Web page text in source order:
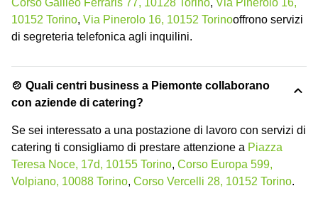
Corso Galileo Ferraris 77, 10128 Torino, Via Pinerolo 16,
10152 Torino, Via Pinerolo 16, 10152 Torinooffrono servizi
di segreteria telefonica agli inquilini.
🍲 Quali centri business a Piemonte collaborano
con aziende di catering?
Se sei interessato a una postazione di lavoro con servizi di
catering ti consigliamo di prestare attenzione a Piazza
Teresa Noce, 17d, 10155 Torino, Corso Europa 599,
Volpiano, 10088 Torino, Corso Vercelli 28, 10152 Torino.